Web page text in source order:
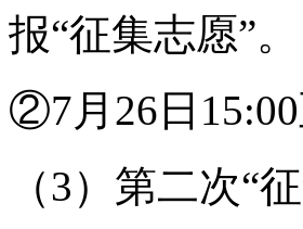
报“征集志愿”。
②7月26日
（3）第二次“